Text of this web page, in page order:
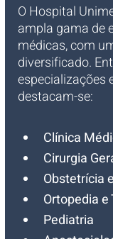
O Hospital
ampla gama de
médicas, com
diversificado.
especializações
destacam-se:
Clínica
Cirurgia
Obstetrícia
Ortopedia
Pediatria